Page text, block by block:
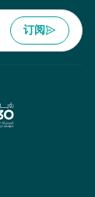
订阅